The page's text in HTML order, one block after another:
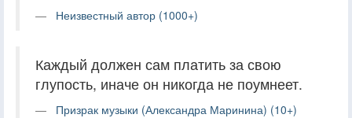
Неизвестный автор (1000+)
Каждый должен сам платить за свою
глупость, иначе он никогда не поумнеет.
Призрак музыки (Александра Маринина) (10+)